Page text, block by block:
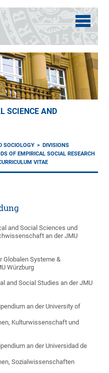
SCIENCE AND
SOCIOLOGY
DIVISIONS
OF EMPIRICAL SOCIAL RESEARCH
VITAE
and Social Sciences und
an der JMU
Globalen Systeme &
Würzburg
and Social Studies an der JMU
an der University of
Kulturwissenschaft und
an der Universidad de
Sozialwissenschaften